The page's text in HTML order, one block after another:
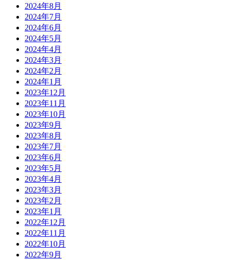
2024年8月
2024年7月
2024年6月
2024年5月
2024年4月
2024年3月
2024年2月
2024年1月
2023年12月
2023年11月
2023年10月
2023年9月
2023年8月
2023年7月
2023年6月
2023年5月
2023年4月
2023年3月
2023年2月
2023年1月
2022年12月
2022年11月
2022年10月
2022年9月